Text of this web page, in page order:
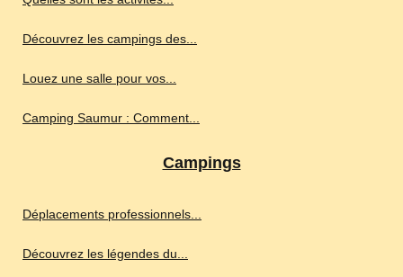
Découvrez les campings des...
Louez une salle pour vos...
Camping Saumur : Comment...
Campings
Déplacements professionnels...
Découvrez les légendes du...